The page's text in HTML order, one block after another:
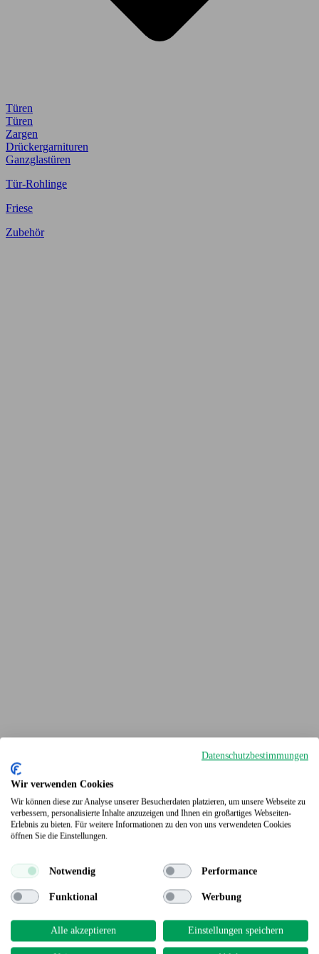
Türen
Türen
Zargen
Drückergarnituren
Ganzglastüren
Tür-Rohlinge
Friese
Zubehör
Terrassendielen
Datenschutzbestimmungen
Wir verwenden Cookies
Wir können diese zur Analyse unserer Besucherdaten platzieren, um unsere Webseite zu
verbessern, personalisierte Inhalte anzuzeigen und Ihnen ein großartiges Webseiten-
Erlebnis zu bieten. Für weitere Informationen zu den von uns verwendeten Cookies
öffnen Sie die Einstellungen.
Notwendig Performance
Funktional Werbung
Alle akzeptieren Einstellungen speichern